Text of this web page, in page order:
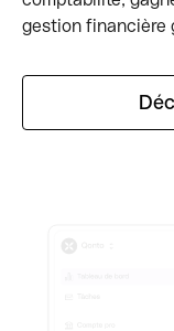
gestion financière